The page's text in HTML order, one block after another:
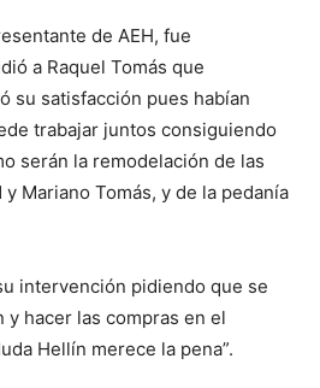
de AEH, fue
a Raquel Tomás que
su satisfacción pues habían
trabajar juntos consiguiendo
serán la remodelación de las
Mariano Tomás, y de la pedanía
intervención pidiendo que se
hacer las compras en el
Hellín merece la pena”.